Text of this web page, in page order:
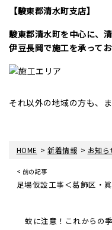
【駿東郡清水町支店】
駿東郡清水町を中心に、
伊豆長岡で施工を承ってお
それ以外の地域の方も、
HOME >新着情報 > お知ら
< 前の記事
足場仮設工事＜葛飾区・
蚊に注意！これからの